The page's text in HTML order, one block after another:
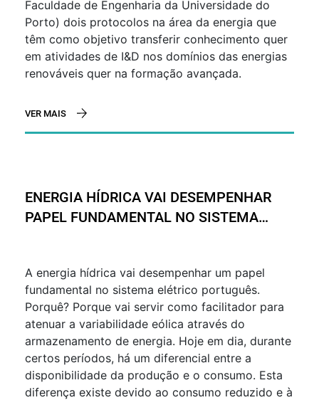
Faculdade de Engenharia da Universidade do
Porto) dois protocolos na área da energia que
têm como objetivo transferir conhecimento quer
em atividades de I&D nos domínios das energias
renováveis quer na formação avançada.
VER MAIS
ENERGIA HÍDRICA VAI DESEMPENHAR
PAPEL FUNDAMENTAL NO SISTEMA
A energia hídrica vai desempenhar um papel
fundamental no sistema elétrico português.
Porquê? Porque vai servir como facilitador para
atenuar a variabilidade eólica através do
armazenamento de energia. Hoje em dia, durante
certos períodos, há um diferencial entre a
disponibilidade da produção e o consumo. Esta
diferença existe devido ao consumo reduzido e à